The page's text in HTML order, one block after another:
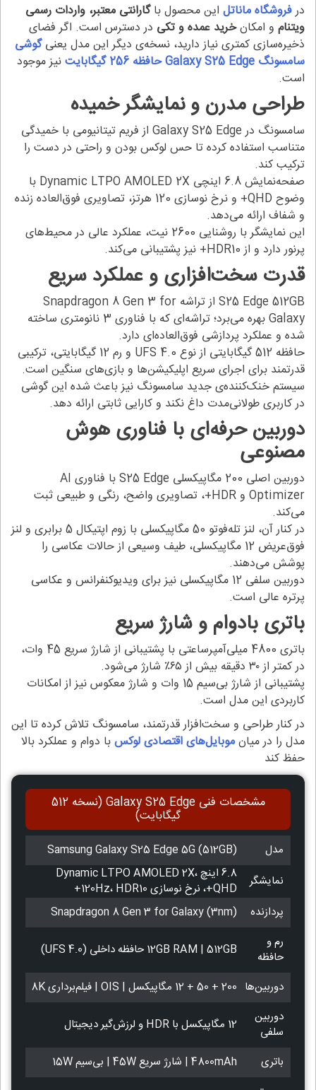
درفروشگاه ماناتل این محصول باگارانتی معتبر، واردات رسمی
ویتنام و امکانخرید عمده و تکی در دسترس است. اگر فضای
ذخیره‌سازی کمتری نیاز دارید، نسخه‌ی دیگر این مدل یعنیگوشی
سامسونگ
حافظه 256 گیگابایت
نیز موجود
است.
طراحی مدرن و نمایشگر خمیده
سامسونگ در Galaxy S25 Edge از فریم تیتانیومی با خمیدگی
متناسب استفاده کرده تا حس لوکس بودن و راحتی در دست را
ترکیب کند.
صفحه‌نمایش 6.8 اینچی Dynamic LTPO AMOLED 2X با
وضوح QHD+ و نرخ نوسازی 120 هرتز، تصاویری فوق‌العاده زنده
و شفاف ارائه می‌دهد.
این نمایشگر با روشنایی 2600 نیت، عملکرد عالی در محیط‌های
پرنور دارد و از HDR10+ نیز پشتیبانی می‌کند.
قدرت سخت‌افزاری و عملکرد سریع
S25 Edge 512GB از تراشه Snapdragon 8 Gen 3 for
Galaxy بهره می‌برد؛ تراشه‌ای که با فناوری 3 نانومتری ساخته
شده و عملکرد پردازشی فوق‌العاده‌ای دارد.
حافظه 512 گیگابایتی از نوع UFS 4.0 و رم 12 گیگابایتی، ترکیبی
قدرتمند برای اجرای سریع اپلیکیشن‌ها و بازی‌های سنگین است.
سیستم خنک‌کننده‌ی جدید سامسونگ نیز باعث شده این گوشی
در کاربری طولانی‌مدت داغ نکند و کارایی ثابتی ارائه دهد.
دوربین حرفه‌ای با فناوری هوش
مصنوعی
دوربین اصلی 200 مگاپیکسلی S25 Edge با فناوری AI
Optimizer و HDR+، تصاویری واضح، رنگی و طبیعی ثبت
می‌کند.
در کنار آن، لنز تله‌فوتو 50 مگاپیکسلی با زوم اپتیکال 5 برابری و لنز
فوق‌عریض 12 مگاپیکسلی، طیف وسیعی از حالات عکاسی را
پوشش می‌دهند.
دوربین سلفی 12 مگاپیکسلی نیز برای ویدیوکنفرانس و عکاسی
پرتره عالی است.
باتری بادوام و شارژ سریع
باتری 4800 میلی‌آمپرساعتی با پشتیبانی از شارژ سریع 45 وات،
در کمتر از ۳۰ دقیقه بیش از ۶۵٪ شارژ می‌شود.
پشتیبانی از شارژ بی‌سیم 15 وات و شارژ معکوس نیز از امکانات
کاربردی این مدل است.
در کنار طراحی و سخت‌افزار قدرتمند، سامسونگ تلاش کرده تا این
مدل را در میانموبایل‌های اقتصادی لوکسبا دوام و عملکرد بالا
حفظ کند
مشخصات فنی Galaxy S25 Edge (نسخه 512
گیگابایت)
مدل
Samsung Galaxy S25 Edge 5G (512GB)
نمایشگر
6.8 اینچ Dynamic LTPO AMOLED 2X،
QHD+، نرخ نوسازی 120Hz، HDR10+
پردازنده
Snapdragon 8 Gen 3 for Galaxy (3nm)
رم و
حافظه
12GB RAM | 512GB حافظه داخلی (UFS 4.0)
دوربین‌ها 200 + 50 + 12 مگاپیکسل | OIS | فیلم‌برداری 8K
دوربین
سلفی
12 مگاپیکسل با HDR و لرزش‌گیر دیجیتال
باتری
4800mAh | شارژ سریع 45W | بی‌سیم 15W